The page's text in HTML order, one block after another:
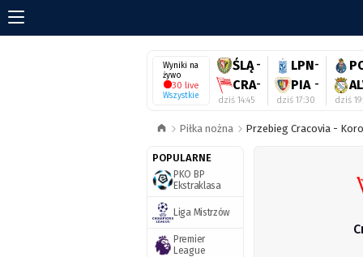
Wyniki na
żywo
30 live
Wszystkie
ŚLĄ -
CRA-
dziś 14:45
LPN-
PIA -
dziś 17:30 dziś
Piłka nożna Przebieg Cracovia -
POPULARNE
PKO BP
Ekstraklasa
Liga Mistrzów
Premier
League